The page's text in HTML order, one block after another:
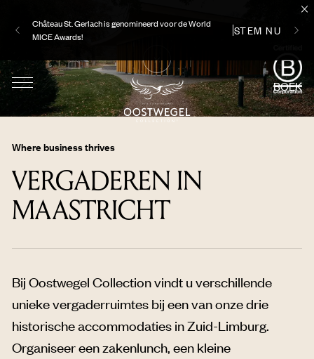
Château St. Gerlach is genomineerd voor de World
MICE Awards!
STEM NU
BOEK
Where business thrives
VERGADEREN IN
MAASTRICHT
Bij Oostwegel Collection vindt u verschillende
unieke vergaderruimtes bij een van onze drie
historische accommodaties in Zuid-Limburg.
Organiseer een zakenlunch, een kleine